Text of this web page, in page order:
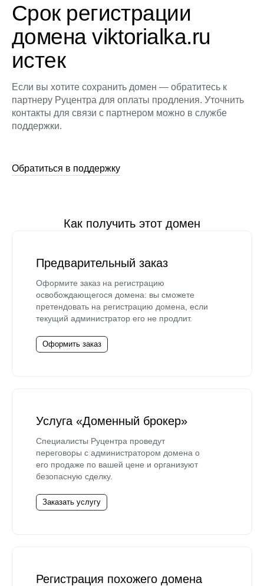
Срок регистрации
домена viktorialka.ru
истек
Если вы хотите сохранить домен — обратитесь к
партнеру Руцентра для оплаты продления. Уточнить
контакты для связи с партнером можно в службе
поддержки.
Обратиться в поддержку
Как получить этот домен
Предварительный заказ
Оформите заказ на регистрацию
освобождающегося домена: вы сможете
претендовать на регистрацию домена, если
текущий администратор его не продлит.
Оформить заказ
Услуга «Доменный брокер»
Специалисты Руцентра проведут
переговоры с администратором домена о
его продаже по вашей цене и организуют
безопасную сделку.
Заказать услугу
Регистрация похожего домена